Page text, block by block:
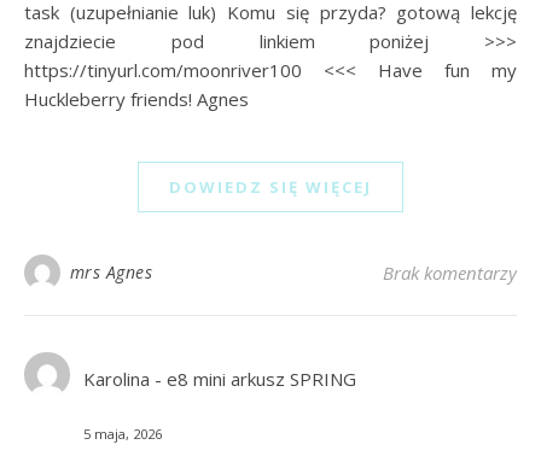
task (uzupełnianie luk) Komu się przyda? gotową lekcję
znajdziecie pod linkiem poniżej >>>
https://tinyurl.com/moonriver100 <<< Have fun my
Huckleberry friends! Agnes
DOWIEDZ SIĘ WIĘCEJ
mrs Agnes Brak komentarzy
Karolina - e8 mini arkusz SPRING
5 maja, 2026